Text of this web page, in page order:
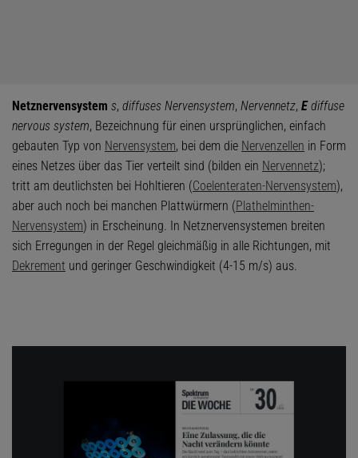
Netznervensystem s, diffuses Nervensystem, Nervennetz, Ediffuse
nervous system, Bezeichnung für einen ursprünglichen, einfach
gebauten Typ von Nervensystem, bei dem die Nervenzellen in Form
eines Netzes über das Tier verteilt sind (bilden ein Nervennetz);
tritt am deutlichsten bei Hohltieren (Coelenteraten-Nervensystem),
aber auch noch bei manchen Plattwürmern (Plathelminthen-
Nervensystem) in Erscheinung. In Netznervensystemen breiten
sich Erregungen in der Regel gleichmäßig in alle Richtungen, mit
Dekrement und geringer Geschwindigkeit (4-15 m/s) aus.